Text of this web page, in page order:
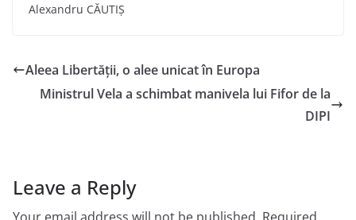
Alexandru CĂUTIȘ
Aleea Libertății, o alee unicat în Europa
Ministrul Vela a schimbat manivela lui Fifor de la
DIPI
Leave a Reply
Your email address will not be published. Required